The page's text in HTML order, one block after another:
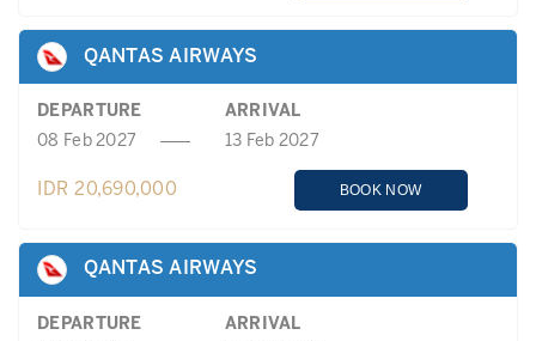
QANTAS AIRWAYS
DEPARTURE
ARRIVAL
08 Feb 2027
13 Feb 2027
IDR 20,690,000 BOOK NOW
QANTAS AIRWAYS
DEPARTURE
ARRIVAL